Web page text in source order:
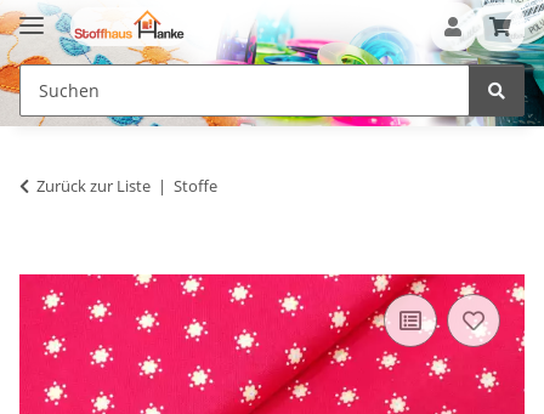
Zurück zur Liste Stoffe